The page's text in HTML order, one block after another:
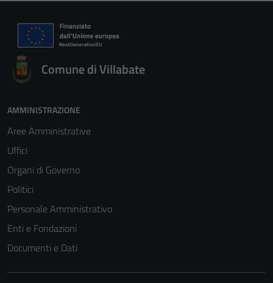
Comune di Villabate
AMMINISTRAZIONE
Aree Amministrative
Uffici
Organi di Governo
Politici
Personale Amministrativo
Enti e Fondazioni
Documenti e Dati